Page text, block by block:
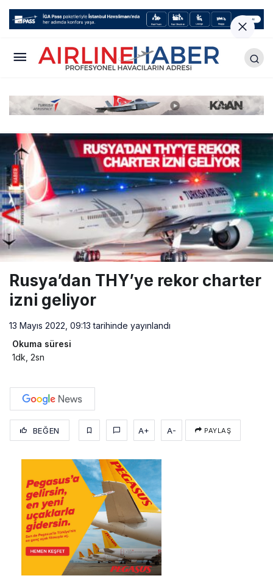
Rusya’dan THY’ye rekor charter
izni geliyor
13 Mayıs 2022, 09:13 tarihinde yayınlandı
Okuma süresi
1dk, 2sn
BEĞEN A+ A- PAYLAŞ